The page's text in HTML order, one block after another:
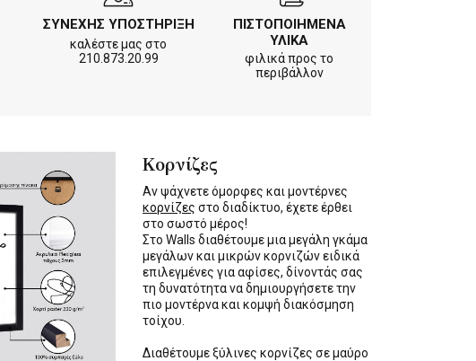
ΣΥΝΕΧΗΣ ΥΠΟΣΤΗΡΙΞΗ
καλέστε μας στο
210.873.20.99
ΠΙΣΤΟΠΟΙΗΜΕΝΑ
ΥΛΙΚΑ
φιλικά προς το
περιβάλλον
Κορνίζες
Αν ψάχνετε όμορφες και μοντέρνες
κορνίζες στο διαδίκτυο, έχετε έρθει
στο σωστό μέρος!
Στο Walls διαθέτουμε μια μεγάλη γκάμα
μεγάλων και μικρών κορνιζών ειδικά
επιλεγμένες για αφίσες, δίνοντάς σας
τη δυνατότητα να δημιουργήσετε την
πιο μοντέρνα και κομψή διακόσμηση
τοίχου.
Διαθέτουμε ξύλινες κορνίζες σε μαύρο